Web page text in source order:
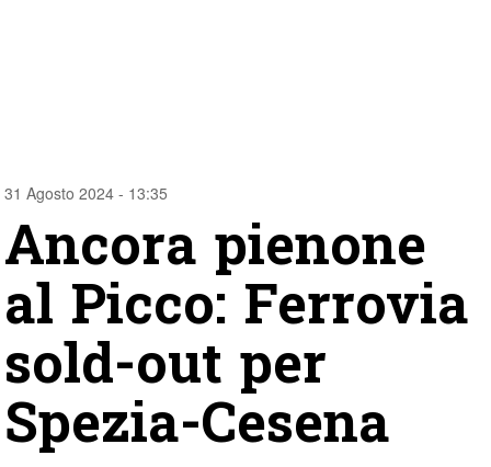
31 Agosto 2024 - 13:35
Ancora pienone
al Picco: Ferrovia
sold-out per
Spezia-Cesena